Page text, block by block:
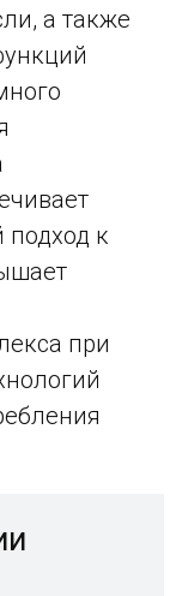
а также
подход к
при